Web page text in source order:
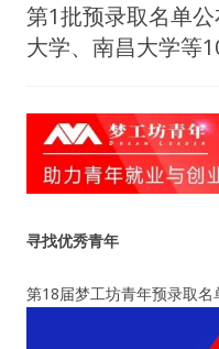
导师
视频
梦工坊视频
纪录片1 梦想开始的地方
纪录片2 青年人不同活法
第1批预录取名单
大学、南昌大学等
寻找优秀青年
第18届梦工坊青年预录取名